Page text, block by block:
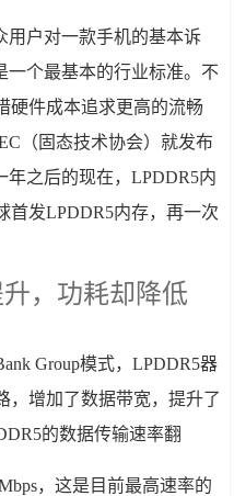
用户对一款手机的基本诉
一个最基本的行业标准。不
硬件成本追求更高的流畅
（固态技术协会）就发布
年之后的现在，LPDDR5内
首发LPDDR5内存，再一次
，功耗却降低
Group模式，LPDDR5器
，增加了数据带宽，提升了
的数据传输速率翻
，这是目前最高速率的